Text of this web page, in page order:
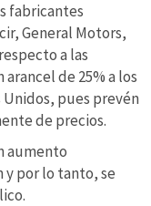
fabricantes
General Motors,
a las
de 25% a los
pues prevén
de precios.
aumento
por lo tanto, se